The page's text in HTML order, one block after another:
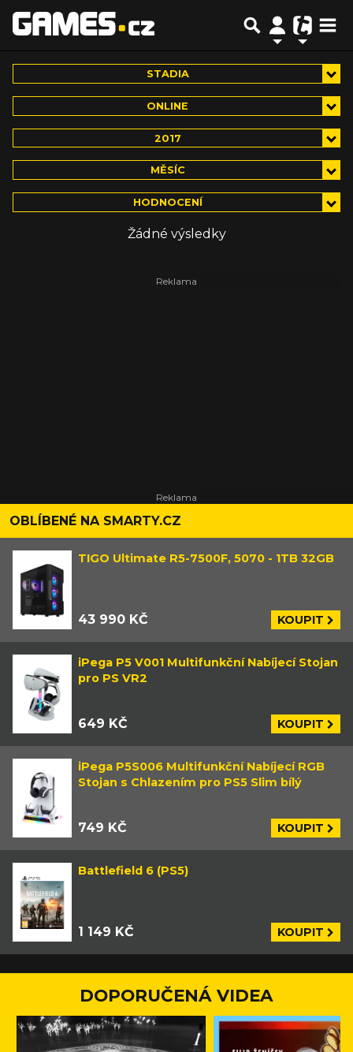
STADIA
ONLINE
2017
MĚSÍC
HODNOCENÍ
Žádné výsledky
OBLÍBENÉ NA SMARTY.CZ
TIGO Ultimate R5-7500F, 5070 - 1TB 32GB
43 990 KČ KOUPIT
iPega P5 V001 Multifunkční Nabíjecí Stojan
pro PS VR2
649 KČ KOUPIT
iPega P5S006 Multifunkční Nabíjecí RGB
Stojan s Chlazením pro PS5 Slim bílý
749 KČ KOUPIT
Battlefield 6 (PS5)
1 149 KČ KOUPIT
DOPORUČENÁ VIDEA